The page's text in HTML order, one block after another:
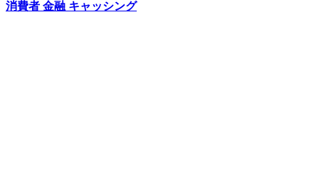
消費者 金融 キャッシング